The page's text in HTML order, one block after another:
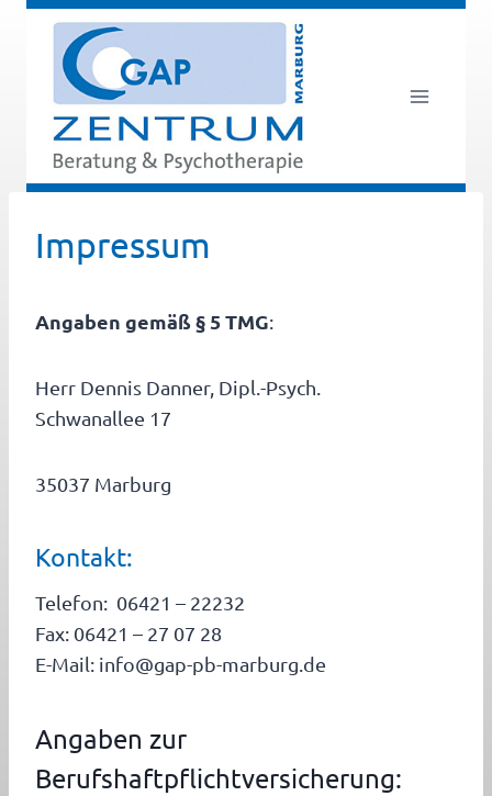
Zum
springen
Impressum
Angaben gemäß § 5 TMG:
Herr Dennis Danner, Dipl.-Psych.
Schwanallee 17
35037 Marburg
Kontakt:
Telefon: 06421 – 22232
Fax: 06421 – 27 07 28
E-Mail: info@gap-pb-marburg.de
Angaben zur
Berufshaftpflichtversicherung: